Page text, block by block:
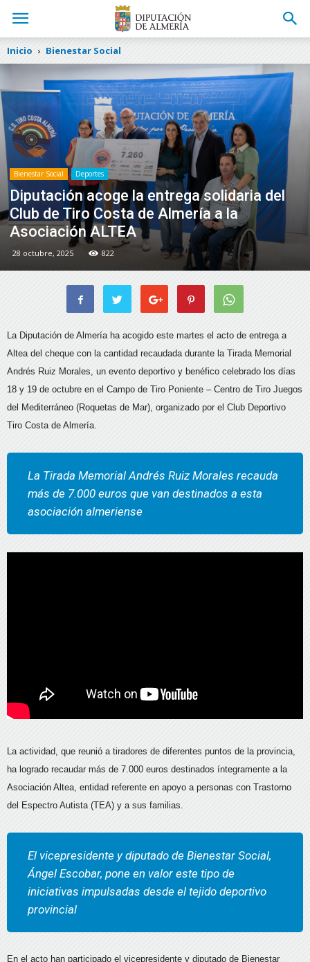
Inicio Bienestar Social
Bienestar Social Deportes
Diputación acoge la entrega solidaria del
Club de Tiro Costa de Almería a la
Asociación ALTEA
28 octubre, 2025 822
La Diputación de Almería ha acogido este martes el acto de entrega a
Altea del cheque con la cantidad recaudada durante la Tirada Memorial
Andrés Ruiz Morales, un evento deportivo y benéfico celebrado los días
18 y 19 de octubre en el Campo de Tiro Poniente – Centro de Tiro Juegos
del Mediterráneo (Roquetas de Mar), organizado por el Club Deportivo
Tiro Costa de Almería.
La Tirada Memorial Andrés Ruiz Morales recauda
más de 7.000 euros que van destinados a esta
asociación almeriense
La actividad, que reunió a tiradores de diferentes puntos de la provincia,
ha logrado recaudar más de 7.000 euros destinados íntegramente a la
Asociación Altea, entidad referente en apoyo a personas con Trastorno
del Espectro Autista (TEA) y a sus familias.
El vicepresidente y diputado de Bienestar Social,
Ángel Escobar, pone en valor este tipo de
iniciativas impulsadas desde el tejido deportivo
provincial
En el acto han participado el vicepresidente y diputado de Bienestar